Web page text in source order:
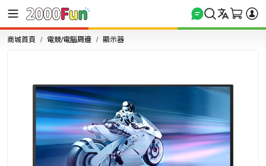
商城首頁 電競/電腦周邊 顯示器